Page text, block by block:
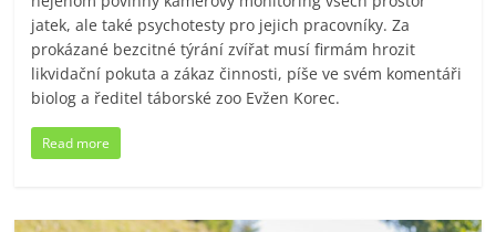
jatek, ale také psychotesty pro jejich pracovníky. Za
prokázané bezcitné týrání zvířat musí firmám hrozit
likvidační pokuta a zákaz činnosti, píše ve svém komentáři
biolog a ředitel táborské zoo Evžen Korec.
Read more